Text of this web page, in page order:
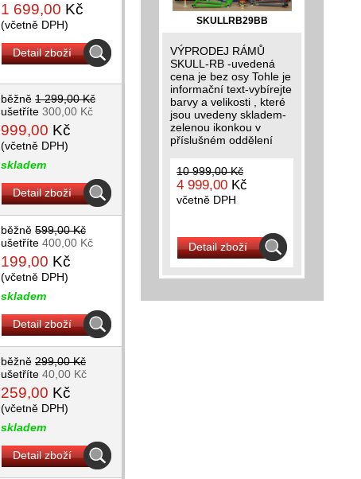
1 699,00 Kč
(včetně DPH)
Detail zboží
běžně 1 299,00 Kč
ušetříte 300,00 Kč
999,00 Kč
(včetně DPH)
skladem
Detail zboží
běžně 599,00 Kč
ušetříte 400,00 Kč
199,00 Kč
(včetně DPH)
skladem
Detail zboží
běžně 299,00 Kč
ušetříte 40,00 Kč
259,00 Kč
(včetně DPH)
skladem
Detail zboží
SKULLRB29BB
VÝPRODEJ RÁMŮ
SKULL-RB -uvedená
cena je bez osy Tohle je
informační text-vybírejte
barvy a velikosti , které
jsou uvedeny skladem-
zelenou ikonkou v
příslušném oddělení
10 999,00 Kč
4 999,00 Kč
včetně DPH
Detail zboží